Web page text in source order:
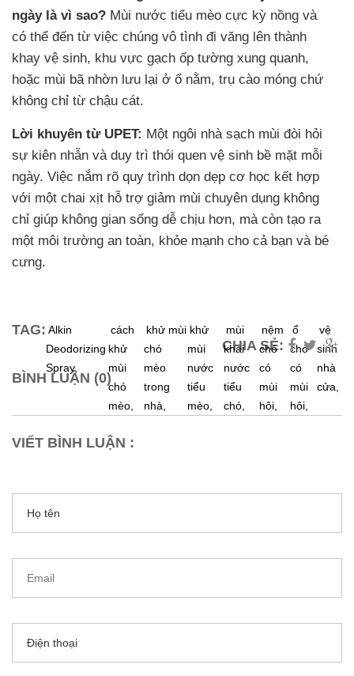
ngày là vì sao? Mùi nước tiểu mèo cực kỳ nồng và
có thể đến từ việc chúng vô tình đi văng lên thành
khay vệ sinh, khu vực gạch ốp tường xung quanh,
hoặc mùi bã nhờn lưu lại ở ổ nằm, trụ cào móng chứ
không chỉ từ chậu cát.
Lời khuyên từ UPET: Một ngôi nhà sạch mùi đòi hỏi
sự kiên nhẫn và duy trì thói quen vệ sinh bề mặt mỗi
ngày. Việc nắm rõ quy trình dọn dẹp cơ học kết hợp
với một chai xịt hỗ trợ giảm mùi chuyên dụng không
chỉ giúp không gian sống dễ chịu hơn, mà còn tạo ra
một môi trường an toàn, khỏe mạnh cho cả bạn và bé
cưng.
TAG: Alkin
Deodorizing
Spray,
cách
khử
mùi
chó
mèo,
khử mùi
chó
mèo
trong
nhà,
khử
mùi
nước
tiểu
mèo,
mùi
khai
nước
tiểu
chó,
nệm
chó
có
mùi
hôi,
ổ
chó
có
mùi
hôi,
vệ
sinh
nhà
cửa,
CHIA SẺ:
BÌNH LUẬN (0)
VIẾT BÌNH LUẬN :